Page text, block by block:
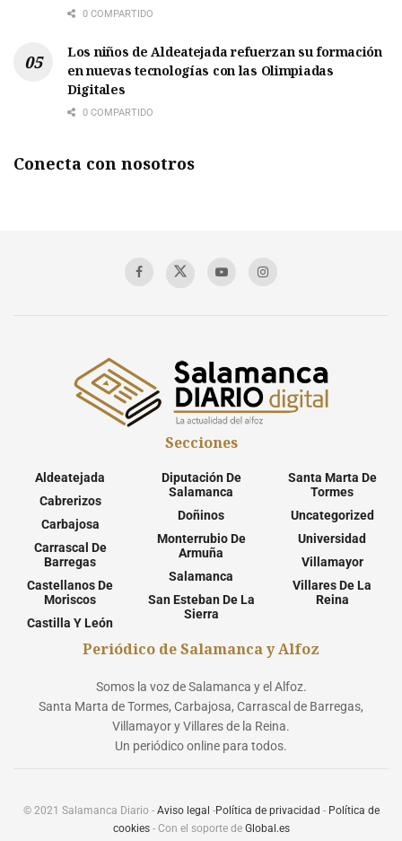
0 COMPARTIDO
Los niños de Aldeatejada refuerzan su formación
en nuevas tecnologías con las Olimpiadas
Digitales
0 COMPARTIDO
Conecta con nosotros
Secciones
Aldeatejada
Cabrerizos
Carbajosa
Carrascal De
Barregas
Castellanos De
Moriscos
Castilla Y León
Diputación De
Salamanca
Doñinos
Monterrubio De
Armuña
Salamanca
San Esteban De La
Sierra
Santa Marta De
Tormes
Uncategorized
Universidad
Villamayor
Villares De La
Reina
Periódico de Salamanca y Alfoz
Somos la voz de Salamanca y el Alfoz.
Santa Marta de Tormes, Carbajosa, Carrascal de Barregas,
Villamayor y Villares de la Reina.
Un periódico online para todos.
© 2021 Salamanca Diario - Aviso legal -Política de privacidad - Política de
cookies- Con el soporte de Global.es